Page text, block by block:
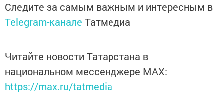
Следите за самым важным и интересным в
Telegram-канале Татмедиа
Читайте новости Татарстана в
национальном мессенджере MАХ:
https://max.ru/tatmedia